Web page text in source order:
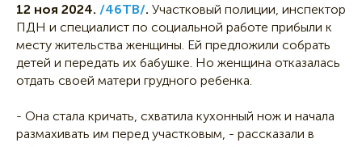
12 ноя 2024. /46ТВ/. Участковый полиции, инспектор
ПДН и специалист по социальной работе прибыли к
месту жительства женщины. Ей предложили собрать
детей и передать их бабушке. Но женщина отказалась
отдать своей матери грудного ребенка.
- Она стала кричать, схватила кухонный нож и начала
размахивать им перед участковым, - рассказали в